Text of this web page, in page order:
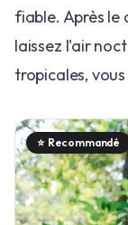
fiable. Après le
laissez l'air
tropicales,
⭐ Recommandé